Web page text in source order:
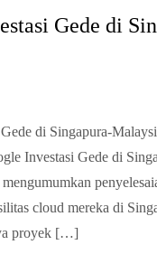
Gede di
di Singapura-
Investasi Gede di
cloud mereka di
proyek […]